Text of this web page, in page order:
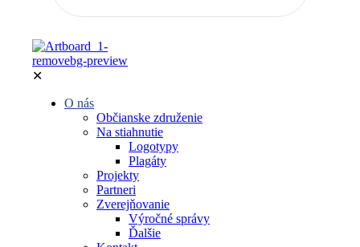
✕
O nás
Občianske združenie
Na stiahnutie
Logotypy
Plagáty
Projekty
Partneri
Zverejňovanie
Výročné správy
Ďalšie